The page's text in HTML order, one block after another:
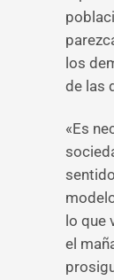
los
de las
«Es
lo que
el